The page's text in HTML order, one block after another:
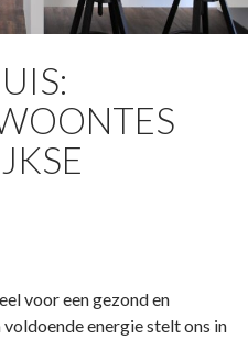
voor een gezond en
energie stelt ons in